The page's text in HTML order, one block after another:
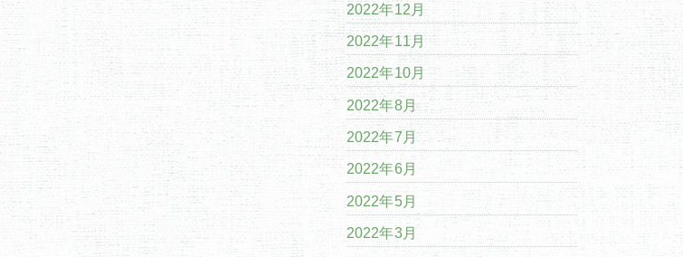
2022年12月
2022年11月
2022年10月
2022年8月
2022年7月
2022年6月
2022年5月
2022年3月